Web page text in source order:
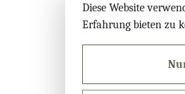
Diese Website
Erfahrung bieten zu